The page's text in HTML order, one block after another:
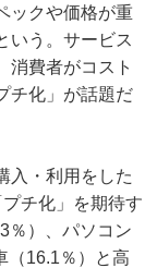
ックや価格が重
いう。サービス
消費者がコスト
チ化」が話題だ
入・利用をした
チ化」を期待す
％）、パソコン
（16.1％）と高